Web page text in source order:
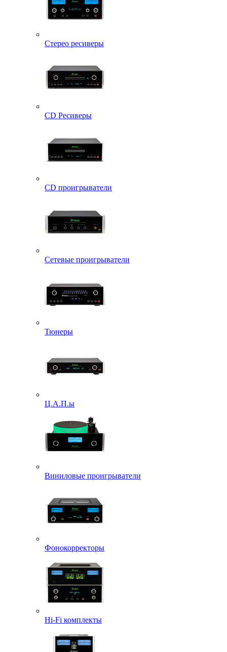
Стерео ресиверы
CD Ресиверы
CD проигрыватели
Сетевые проигрыватели
Тюнеры
Ц.А.П.ы
Виниловые проигрыватели
Фонокорректоры
Hi-Fi комплекты